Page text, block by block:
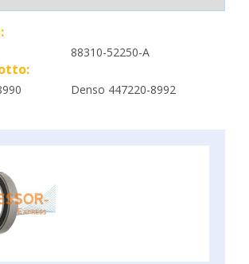
88310-52250-A
Denso 447220-8992